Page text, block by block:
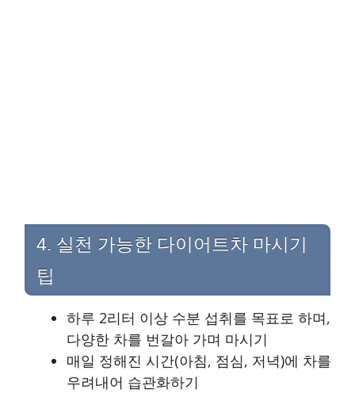
4. 실천 가능한 다이어트차 마시기
팁
하루 2리터 이상 수분 섭취를 목표로 하며,
다양한 차를 번갈아 가며 마시기
매일 정해진 시간(아침, 점심, 저녁)에 차를
우려내어 습관화하기